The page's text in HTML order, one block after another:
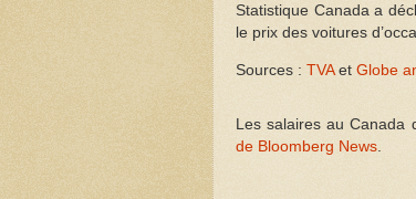
Statistique Canada a
le prix des voitures
Sources : TVAet Globe
Les salaires au Canada
de Bloomberg News